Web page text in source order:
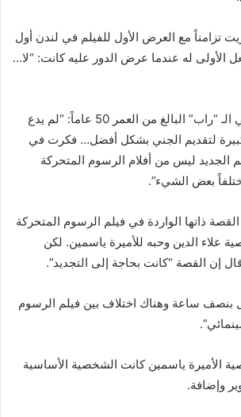
تزامناً مع العرض الأول للفيلم في لندن أول
الأولى له عندما عرض الدور عليه كانت: “لا…
وأضاف الممثل ومغني الـ “راب” البالغ من العمر 50 عاماً: “لم يدع
لتقديم الجني بشكل أفضل… فكرت في
الجديد ليس من أفلام الرسوم المتحركة
بعض الشيء”.
ذاتها الواردة في فيلم الرسوم المتحركة
علاء الدين وحبه للأميرة ياسمين. لكن
إن القصة “كانت بحاجة إلى التجديد”.
بنصف ساعة وهناك اختلاف بين فيلم الرسوم
الأميرة ياسمين كانت الشخصية الأساسية
وإضافة.